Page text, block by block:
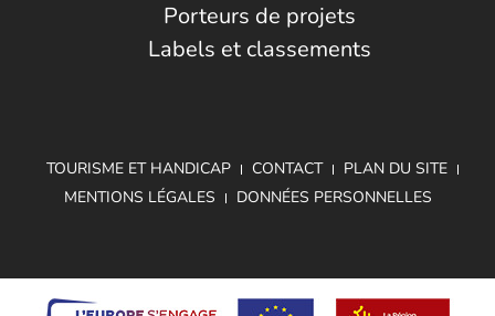
Porteurs de projets
Labels et classements
TOURISME ET HANDICAP CONTACT
PLAN DU SITE
MENTIONS LÉGALES
DONNÉES PERSONNELLES